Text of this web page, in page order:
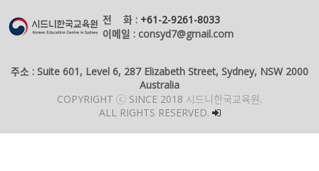
전 화 : +61-2-9261-8033
이메일 : consyd7@gmail.com
주소 : Suite 601, Level 6, 287 Elizabeth Street, Sydney, NSW 2000
Australia
COPYRIGHT ⓒ SINCE 2018 시드니한국교육원.
ALL RIGHTS RESERVED.